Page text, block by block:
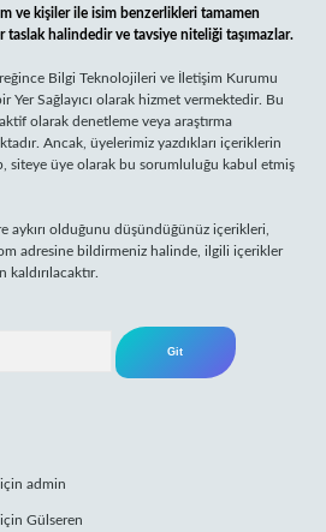
ve kişiler ile isim benzerlikleri tamamen
halindedir ve tavsiye niteliği taşımazlar.
Bilgi Teknolojileri ve İletişim Kurumu
Yer Sağlayıcı olarak hizmet vermektedir. Bu
olarak denetleme veya araştırma
Ancak, üyelerimiz yazdıkları içeriklerin
siteye üye olarak bu sorumluluğu kabul etmiş
aykırı olduğunu düşündüğünüz içerikleri,
adresine bildirmeniz halinde, ilgili içerikler
admin
Gülseren